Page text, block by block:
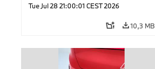
Tue Jul 28 21:00:01 CEST 2026
10,3 MB